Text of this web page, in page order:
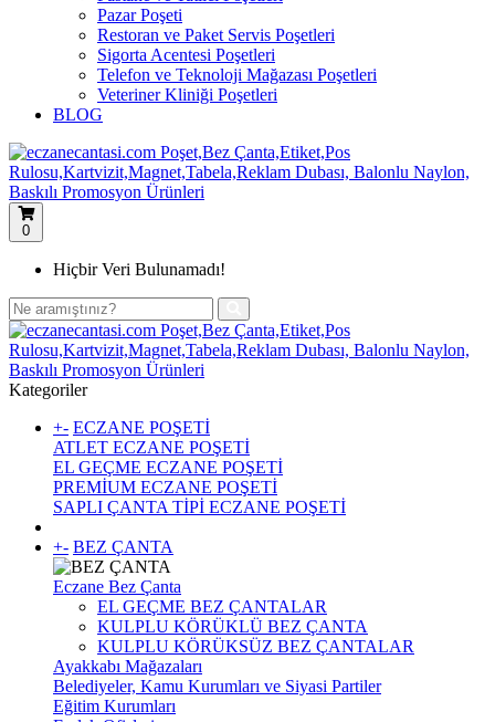
Pazar Poşeti
Restoran ve Paket Servis Poşetleri
Sigorta Acentesi Poşetleri
Telefon ve Teknoloji Mağazası Poşetleri
Veteriner Kliniği Poşetleri
BLOG
0
Hiçbir Veri Bulunamadı!
Kategoriler
+- ECZANE POŞETİ
ATLET ECZANE POŞETİ
EL GEÇME ECZANE POŞETİ
PREMİUM ECZANE POŞETİ
SAPLI ÇANTA TİPİ ECZANE POŞETİ
+- BEZ ÇANTA
Eczane Bez Çanta
EL GEÇME BEZ ÇANTALAR
KULPLU KÖRÜKLÜ BEZ ÇANTA
KULPLU KÖRÜKSÜZ BEZ ÇANTALAR
Ayakkabı Mağazaları
Belediyeler, Kamu Kurumları ve Siyasi Partiler
Eğitim Kurumları